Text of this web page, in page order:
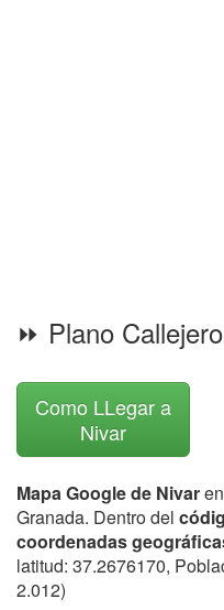
⏩ Plano
Como LLegar a
Nivar
Mapa Google de Nivar
Granada. Dentro del
coordenadas
latitud: 37.2676170,
2.012)